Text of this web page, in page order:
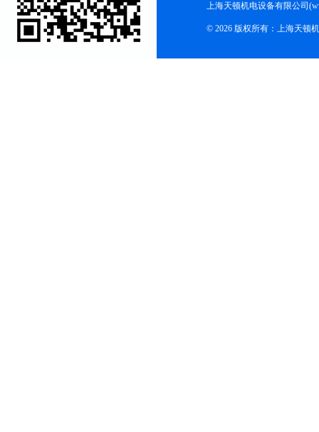
上海天顿机电设备有限公司
© 2026 版权所有：上海天顿